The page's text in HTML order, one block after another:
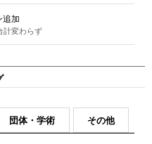
追加
計変わらず
団体・学術 その他